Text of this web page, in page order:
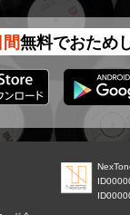
無料でおため